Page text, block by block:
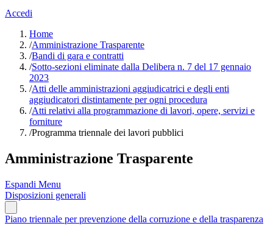
Accedi
Home
/Amministrazione Trasparente
/Bandi di gara e contratti
/Sotto-sezioni eliminate dalla Delibera n. 7 del 17 gennaio
2023
/Atti delle amministrazioni aggiudicatrici e degli enti
aggiudicatori distintamente per ogni procedura
/Atti relativi alla programmazione di lavori, opere, servizi e
forniture
/Programma triennale dei lavori pubblici
Amministrazione Trasparente
Espandi Menu
Disposizioni generali
Piano triennale per prevenzione della corruzione e della trasparenza